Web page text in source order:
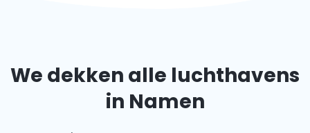
We dekken alle luchthavens
in Namen